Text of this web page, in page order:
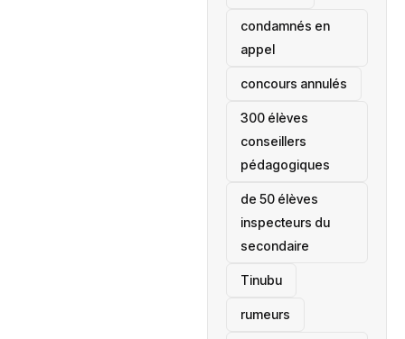
condamnés en
appel
concours annulés
300 élèves
conseillers
pédagogiques
de 50 élèves
inspecteurs du
secondaire
Tinubu
rumeurs